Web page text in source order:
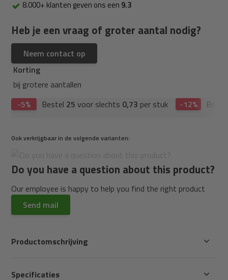
8.000+ klanten geven ons een 9.3
Heb je een vraag of groter aantal nodig?
Neem contact op
Korting
bij grotere aantallen
-5%
Bestel 25 voor slechts 0,73 per stuk -12%
Ook verkrijgbaar in de volgende varianten:
Do you have a question about this product?
Our employee is happy to help you find the right product
Send mail
Productomschrijving
Specificaties